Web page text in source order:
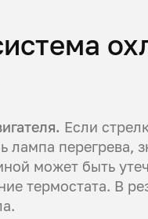
Если
лампа перегрева,
может быть
термостата. В